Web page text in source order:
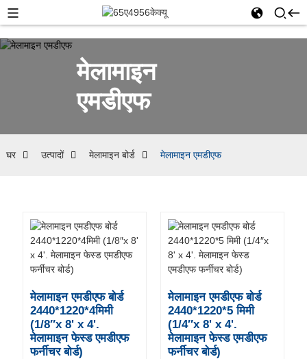
मेलामाइन
एमडीएफ
घर उत्पादों मेलामाइन बोर्ड मेलामाइन एमडीएफ
मेलामाइन एमडीएफ बोर्ड
2440*1220*4मिमी
(1/8″x 8' x 4'.
मेलामाइन फेस्ड एमडीएफ
फर्नीचर बोर्ड)
मेलामाइन एमडीएफ बोर्ड
2440*1220*5 मिमी
(1/4″x 8' x 4'.
मेलामाइन फेस्ड एमडीएफ
फर्नीचर बोर्ड)